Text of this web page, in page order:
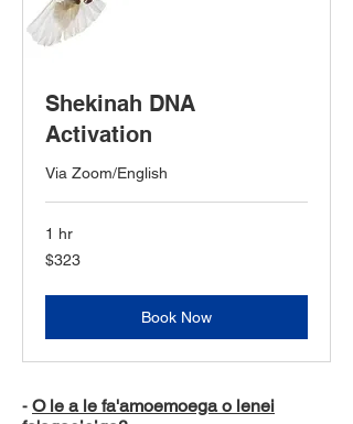
Shekinah DNA
Activation
Via Zoom/English
1 hr
323
US
$323
Book Now
- O le a le fa'amoemoega o lenei